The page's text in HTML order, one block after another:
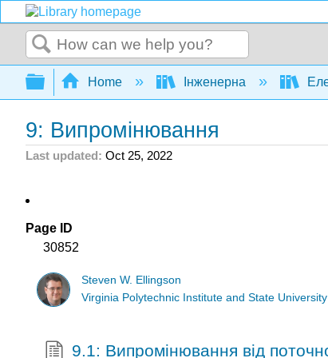
Search
Expand/collapse global hierarchy
Home Інженерна
9: Випромінювання
Last updated Oct 25, 2022
Page ID
30852
Steven W. Ellingson
Virginia Polytechnic Institute and State University
9.1: Випромінювання від